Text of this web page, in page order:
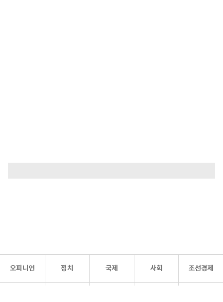
오피니언 정치 국제 사회 조선경제